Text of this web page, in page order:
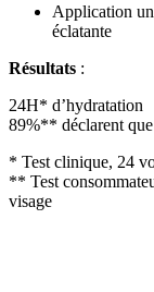
Application
éclatante
Résultats :
24H* d’hydratation
89%** déclarent que
* Test clinique, 24
** Test
visage